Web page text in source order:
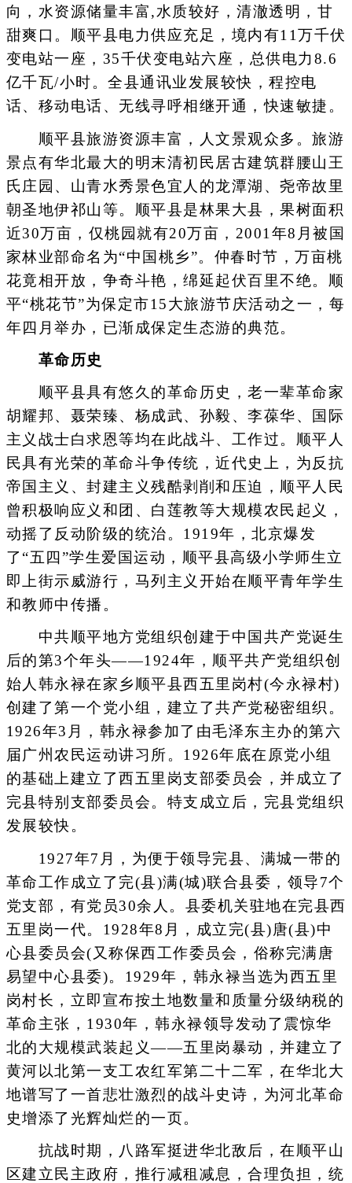
向，水资源储量丰富,水质较好，清澈透明，甘
甜爽口。顺平县电力供应充足，境内有11万千伏
变电站一座，35千伏变电站六座，总供电力8.6
亿千瓦/小时。全县通讯业发展较快，程控电
话、移动电话、无线寻呼相继开通，快速敏捷。
顺平县旅游资源丰富，人文景观众多。旅游
景点有华北最大的明末清初民居古建筑群腰山王
氏庄园、山青水秀景色宜人的龙潭湖、尧帝故里
朝圣地伊祁山等。顺平县是林果大县，果树面积
近30万亩，仅桃园就有20万亩，2001年8月被国
家林业部命名为“中国桃乡”。仲春时节，万亩桃
花竟相开放，争奇斗艳，绵延起伏百里不绝。顺
平“桃花节”为保定市15大旅游节庆活动之一，每
年四月举办，已渐成保定生态游的典范。
革命历史
顺平县具有悠久的革命历史，老一辈革命家
胡耀邦、聂荣臻、杨成武、孙毅、李葆华、国际
主义战士白求恩等均在此战斗、工作过。顺平人
民具有光荣的革命斗争传统，近代史上，为反抗
帝国主义、封建主义残酷剥削和压迫，顺平人民
曾积极响应义和团、白莲教等大规模农民起义，
动摇了反动阶级的统治。1919年，北京爆发
了“五四”学生爱国运动，顺平县高级小学师生立
即上街示威游行，马列主义开始在顺平青年学生
和教师中传播。
中共顺平地方党组织创建于中国共产党诞生
后的第3个年头——1924年，顺平共产党组织创
始人韩永禄在家乡顺平县西五里岗村(今永禄村)
创建了第一个党小组，建立了共产党秘密组织。
1926年3月，韩永禄参加了由毛泽东主办的第六
届广州农民运动讲习所。1926年底在原党小组
的基础上建立了西五里岗支部委员会，并成立了
完县特别支部委员会。特支成立后，完县党组织
发展较快。
1927年7月，为便于领导完县、满城一带的
革命工作成立了完(县)满(城)联合县委，领导7个
党支部，有党员30余人。县委机关驻地在完县西
五里岗一代。1928年8月，成立完(县)唐(县)中
心县委员会(又称保西工作委员会，俗称完满唐
易望中心县委)。1929年，韩永禄当选为西五里
岗村长，立即宣布按土地数量和质量分级纳税的
革命主张，1930年，韩永禄领导发动了震惊华
北的大规模武装起义——五里岗暴动，并建立了
黄河以北第一支工农红军第二十二军，在华北大
地谱写了一首悲壮激烈的战斗史诗，为河北革命
史增添了光辉灿烂的一页。
抗战时期，八路军挺进华北敌后，在顺平山
区建立民主政府，推行减租减息，合理负担，统